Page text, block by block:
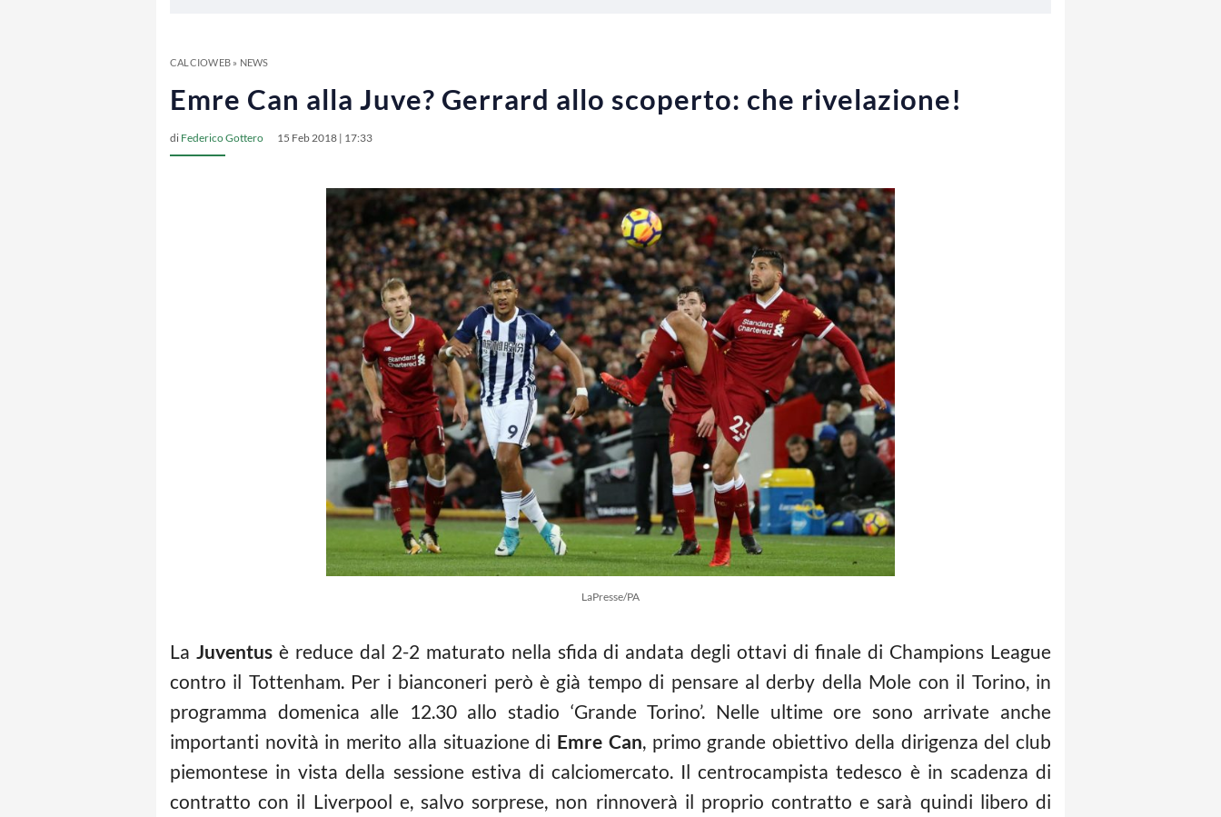
CALCIOWEB» NEWS
Emre Can alla Juve? Gerrard allo scoperto: che rivelazione!
di Federico Gottero 15 Feb 2018 | 17:33
LaPresse/PA
La Juventusè reduce dal 2-2 maturato nella sfida di andata degli ottavi di finale di Champions League
contro il Tottenham. Per i bianconeri però è già tempo di pensare al derby della Mole con il Torino, in
programma domenica alle 12.30 allo stadio ‘Grande Torino’. Nelle ultime ore sono arrivate anche
importanti novità in merito alla situazione di Emre Can, primo grande obiettivo della dirigenza del club
piemontese in vista della sessione estiva di calciomercato. Il centrocampista tedesco è in scadenza di
contratto con il Liverpool e, salvo sorprese, non rinnoverà il proprio contratto e sarà quindi libero di